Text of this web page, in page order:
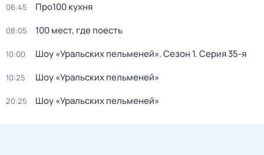
06:45 Про100 кухня
08:05 100 мест, где поесть
10:00 Шоу «Уральских пельменей». Сезон 1. Серия 35-я
10:25 Шоу «Уральских пельменей»
20:25 Шоу «Уральских пельменей»